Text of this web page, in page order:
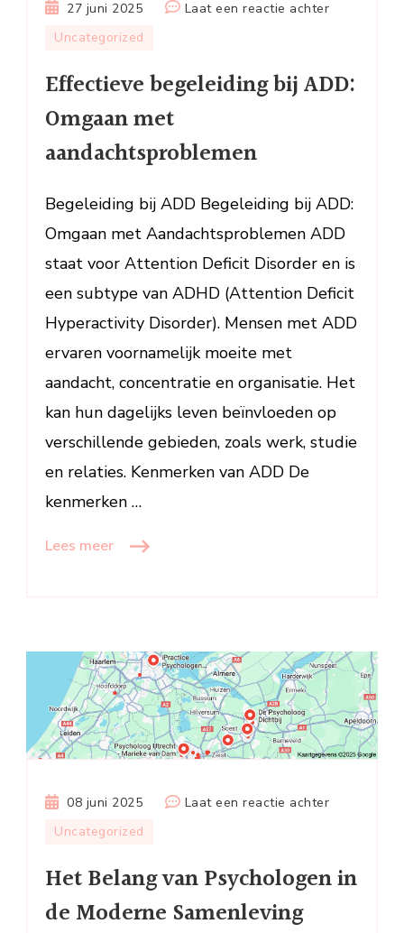
27 juni 2025 Laat een reactie achterop
bij
Uncategorized
Effectieve begeleiding bij ADD:
Omgaan met
aandachtsproblemen
Begeleiding bij ADD Begeleiding bij ADD:
Omgaan met Aandachtsproblemen ADD
staat voor Attention Deficit Disorder en is
een subtype van ADHD (Attention Deficit
Hyperactivity Disorder). Mensen met ADD
ervaren voornamelijk moeite met
aandacht, concentratie en organisatie. Het
kan hun dagelijks leven beïnvloeden op
verschillende gebieden, zoals werk, studie
en relaties. Kenmerken van ADD De
kenmerken …
Lees meer
08 juni 2025 Laat een reactie achterop
van
Uncategorized
Het Belang van Psychologen in
de Moderne Samenleving